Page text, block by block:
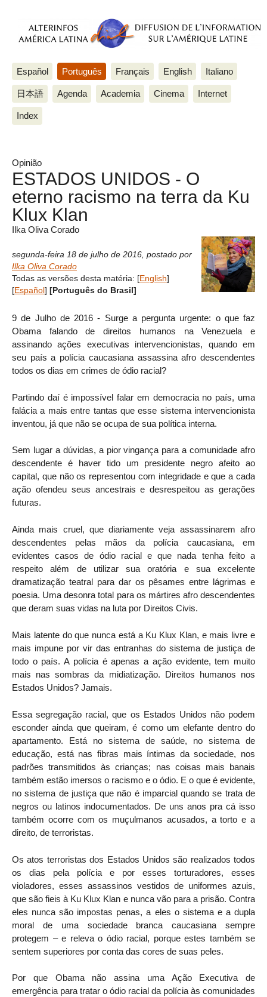
Español Português Français English Italiano
日本語 Agenda Academia Cinema Internet
Index
Opinião
ESTADOS UNIDOS - O
eterno racismo na terra da Ku
Klux Klan
Ilka Oliva Corado
segunda-feira 18 de julho de 2016 postado por
Ilka Oliva Corado
Todas as versões desta matéria: [English]
[Español] [Português do Brasil]
9 de Julho de 2016 - Surge a pergunta urgente: o que faz
Obama falando de direitos humanos na Venezuela e
assinando ações executivas intervencionistas, quando em
seu país a polícia caucasiana assassina afro descendentes
todos os dias em crimes de ódio racial?
Partindo daí é impossível falar em democracia no país, uma
falácia a mais entre tantas que esse sistema intervencionista
inventou, já que não se ocupa de sua política interna.
Sem lugar a dúvidas, a pior vingança para a comunidade afro
descendente é haver tido um presidente negro afeito ao
capital, que não os representou com integridade e que a cada
ação ofendeu seus ancestrais e desrespeitou as gerações
futuras.
Ainda mais cruel, que diariamente veja assassinarem afro
descendentes pelas mãos da polícia caucasiana, em
evidentes casos de ódio racial e que nada tenha feito a
respeito além de utilizar sua oratória e sua excelente
dramatização teatral para dar os pêsames entre lágrimas e
poesia. Uma desonra total para os mártires afro descendentes
que deram suas vidas na luta por Direitos Civis.
Mais latente do que nunca está a Ku Klux Klan, e mais livre e
mais impune por vir das entranhas do sistema de justiça de
todo o país. A polícia é apenas a ação evidente, tem muito
mais nas sombras da midiatização. Direitos humanos nos
Estados Unidos? Jamais.
Essa segregação racial, que os Estados Unidos não podem
esconder ainda que queiram, é como um elefante dentro do
apartamento. Está no sistema de saúde, no sistema de
educação, está nas fibras mais íntimas da sociedade, nos
padrões transmitidos às crianças; nas coisas mais banais
também estão imersos o racismo e o ódio. E o que é evidente,
no sistema de justiça que não é imparcial quando se trata de
negros ou latinos indocumentados. De uns anos pra cá isso
também ocorre com os muçulmanos acusados, a torto e a
direito, de terroristas.
Os atos terroristas dos Estados Unidos são realizados todos
os dias pela polícia e por esses torturadores, esses
violadores, esses assassinos vestidos de uniformes azuis,
que são fieis à Ku Klux Klan e nunca vão para a prisão. Contra
eles nunca são impostas penas, a eles o sistema e a dupla
moral de uma sociedade branca caucasiana sempre
protegem – e releva o ódio racial, porque estes também se
sentem superiores por conta das cores de suas peles.
Por que Obama não assina uma Ação Executiva de
emergência para tratar o ódio racial da polícia às comunidades